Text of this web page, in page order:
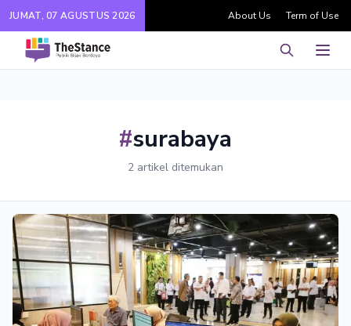
JUMAT, 07 AGUSTUS 2026 About Us Term of Use
Pencarian
#surabaya
2 artikel ditemukan